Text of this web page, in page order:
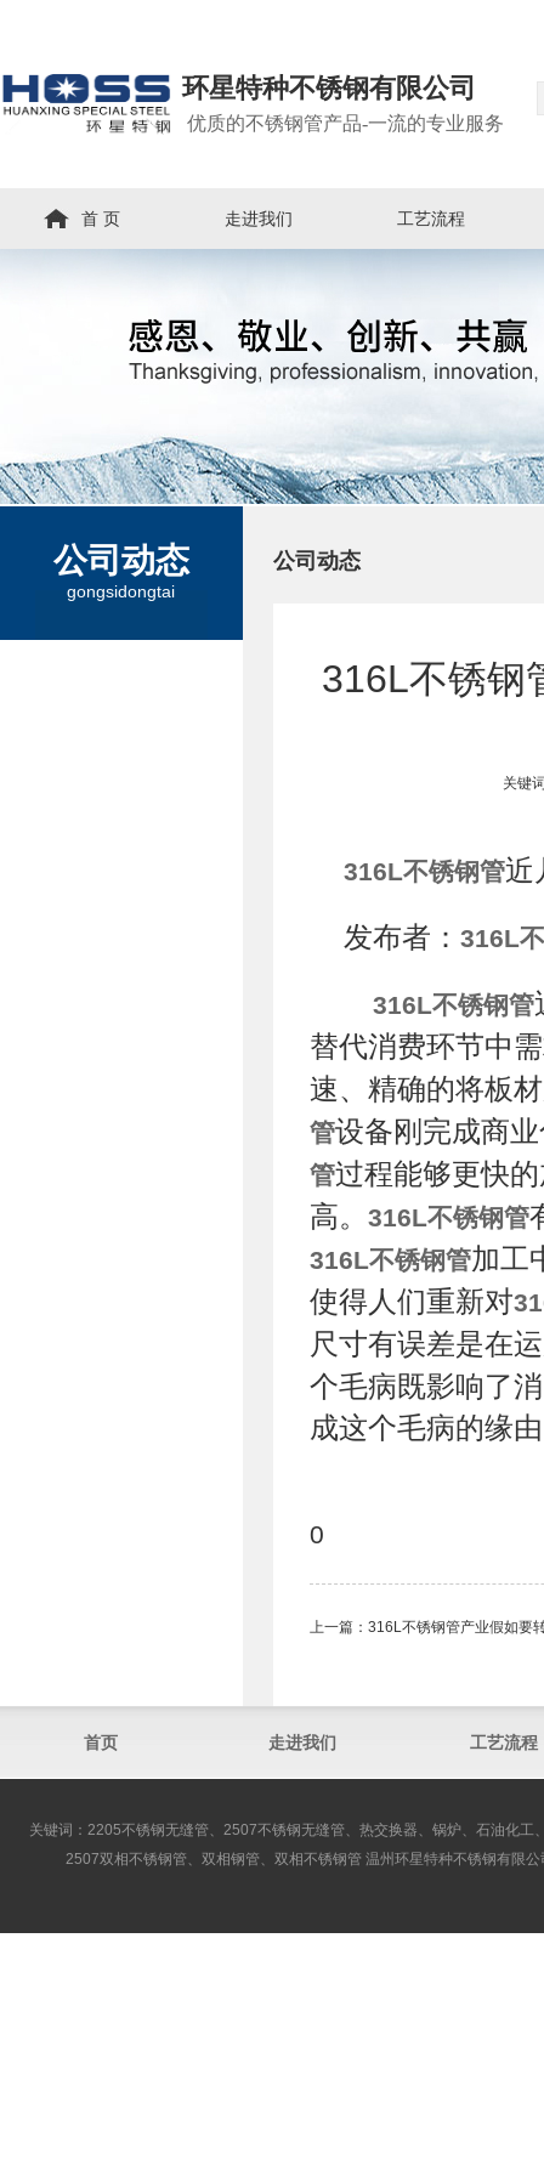
环星特种不锈钢有限公司
优质的不锈钢管产品-一流的专业服务
首 页 走进我们 工艺流程
公司动态
gongsidongtai
公司动态
316L不锈钢
关键
316L不锈钢管近
发布者： 316L
316L不锈钢管
替代消费环节中
速、精确的将板
管设备刚完成商
管过程能够更快
高。 316L不锈钢管
316L不锈钢管加工
使得人们重新对
尺寸有误差是在
个毛病既影响了
成这个毛病的缘
0
上一篇： 316L不锈钢管产业假如要
首页 走进我们 工艺流程
关键词：2205不锈钢无缝管、2507不锈钢无缝管、热交换器、锅炉、石油化
2507双相不锈钢管、双相钢管、双相不锈钢管 温州环星特种不锈钢有限